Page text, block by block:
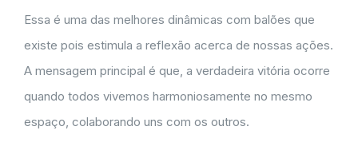
Essa é uma das melhores dinâmicas com balões que
existe pois estimula a reflexão acerca de nossas ações.
A mensagem principal é que, a verdadeira vitória ocorre
quando todos vivemos harmoniosamente no mesmo
espaço, colaborando uns com os outros.